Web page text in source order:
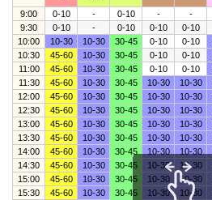
9:00 0-10 - 0-10 - -
9:30
0-10 - 0-10 0-10 0-10
10:00
10-30 10-30 30-45 0-10 0-10
10:30
45-60 10-30 30-45 0-10 0-10
11:00
45-60 10-30 30-45 0-10 0-10
11:30
45-60 10-30 30-45 10-30 10-30
12:00
45-60 10-30 30-45 10-30 10-30
12:30
45-60 10-30 30-45 10-30 10-30
13:00
45-60 10-30 30-45 10-30 10-30
13:30
45-60 10-30 30-45 10-30 10-30
14:00
45-60 10-30 30-45 10-30 10-30
14:30
45-60 10-30 30-45 10-30 10-30
15:00
45-60 10-30 30-45 10-30 10-30
15:30
45-60 10-30 30-45 10-30 10-30